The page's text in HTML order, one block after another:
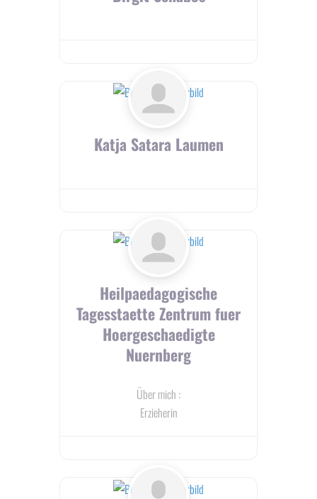
Katja Satara Laumen
Heilpaedagogische
Tagesstaette Zentrum fuer
Hoergeschaedigte
Nuernberg
Über mich :
Erzieherin